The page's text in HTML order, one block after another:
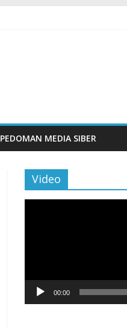
PEDOMAN MEDIA SIBER
Video
00:00